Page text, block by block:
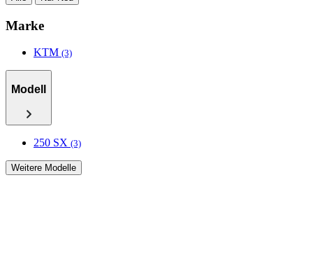
Marke
KTM (3)
Modell
250 SX (3)
Weitere Modelle